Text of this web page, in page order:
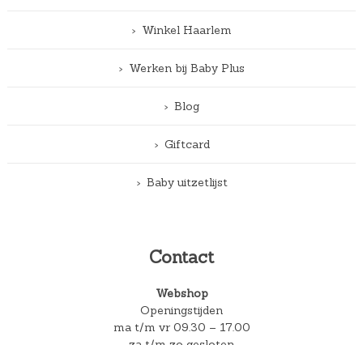
Winkel Haarlem
Werken bij Baby Plus
Blog
Giftcard
Baby uitzetlijst
Contact
Webshop
Openingstijden
ma t/m vr 09.30 – 17.00